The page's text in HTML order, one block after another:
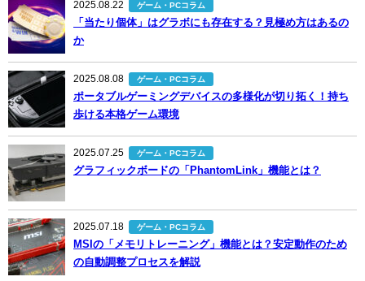
2025.08.22 ゲーム・PCコラム
「当たり個体」はグラボにも存在する？見極め方はあるの
か
2025.08.08 ゲーム・PCコラム
ポータブルゲーミングデバイスの多様化が切り拓く！持ち
歩ける本格ゲーム環境
2025.07.25 ゲーム・PCコラム
グラフィックボードの「PhantomLink」機能とは？
2025.07.18 ゲーム・PCコラム
MSIの「メモリトレーニング」機能とは？安定動作のため
の自動調整プロセスを解説